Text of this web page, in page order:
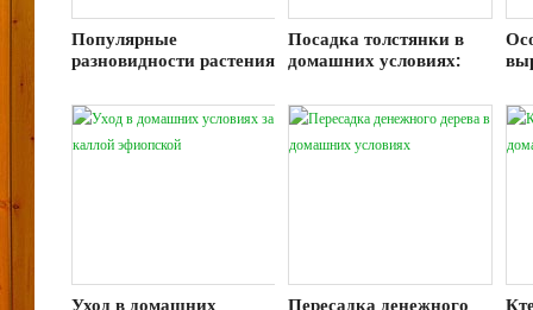
Популярные
разновидности растения
Посадка толстянки в
домашних условиях:
ухода
Уход в домашних
Пересадка денежного